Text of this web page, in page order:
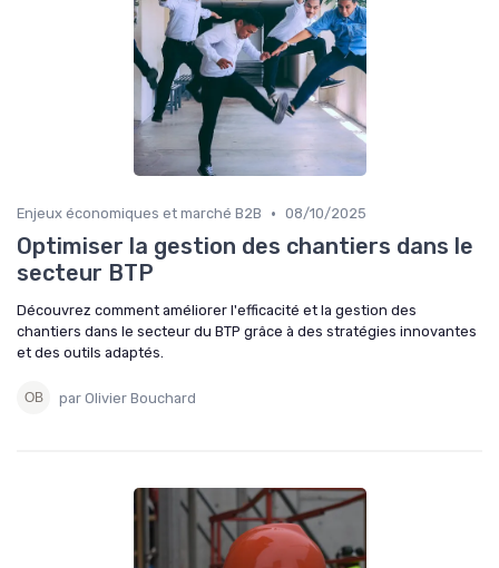
Enjeux économiques et marché B2B • 08/10/2025
Optimiser la gestion des chantiers dans le
secteur BTP
Découvrez comment améliorer l'efficacité et la gestion des
chantiers dans le secteur du BTP grâce à des stratégies innovantes
et des outils adaptés.
par Olivier Bouchard